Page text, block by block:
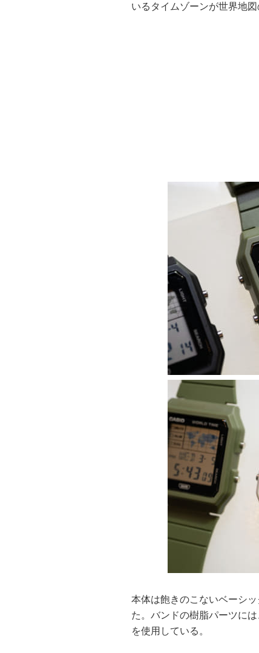
いるタイムゾーンが世界地
本体は飽きのこないベーシ
た。バンドの樹脂パーツに
を使用している。